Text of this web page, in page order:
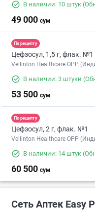
В наличии: 10 штук
49 000 сум
По рецепту
Цефзосул, 1,5 г, флак. №1
Vellinton Healthcare OPP
В наличии: 3 штуки
53 500 сум
По рецепту
Цефзосул, 2 г, флак. №1
Vellinton Healthcare OPP
В наличии: 14 штук
60 500 сум
Сеть Аптек Easy